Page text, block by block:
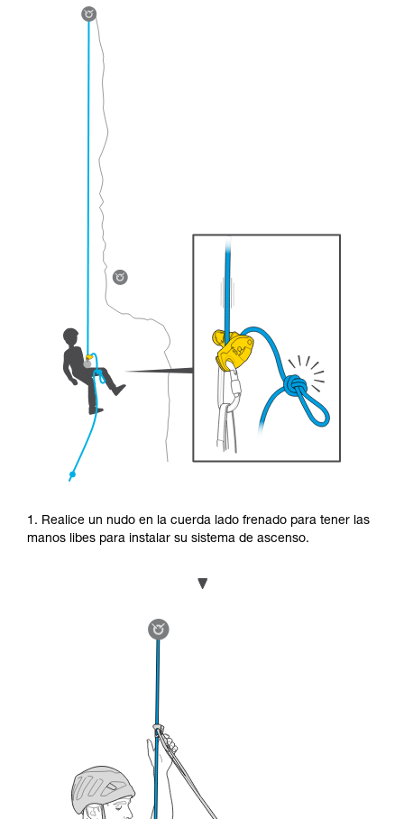
1. Realice un nudo en la cuerda lado frenado para tener las
manos libes para instalar su sistema de ascenso.